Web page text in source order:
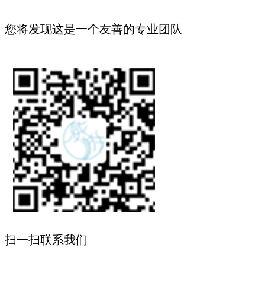
您将发现这是一个友善的专业团队
扫一扫联系我们